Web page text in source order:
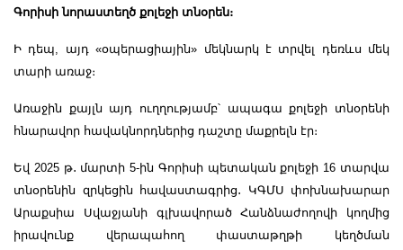
Գորիսի նորաստեղծ քոլեջի տնօրեն։
Ի դեպ, այդ «օպերացիային» մեկնարկ է տրվել դեռևս մեկ
տարի առաջ։
Առաջին քայլն այդ ուղղությամբ՝ ապագա քոլեջի տնօրենի
հնարավոր հավակնորդներից դաշտը մաքրելն էր։
Եվ 2025 թ․ մարտի 5-ին Գորիսի պետական քոլեջի 16 տարվա
տնօրենին զրկեցին հավաստագրից․ ԿԳՄՍ փոխնախարար
Արաքսիա Սվաջյանի գլխավորած Հանձնաժողովի կողմից
իրավունք վերապահող փաստաթղթի կեղծման